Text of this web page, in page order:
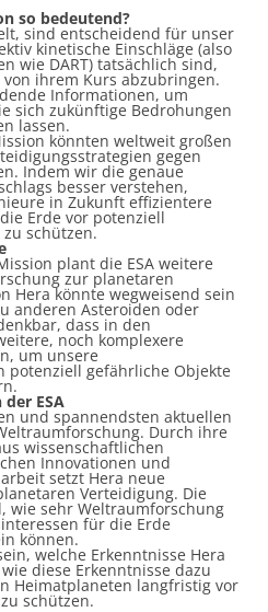
so bedeutend?
sind entscheidend für unser
kinetische Einschläge (also
wie DART) tatsächlich sind,
ihrem Kurs abzubringen.
Informationen, um
sich zukünftige Bedrohungen
lassen.
könnten weltweit großen
gegen
Indem wir die genaue
besser verstehen,
in Zukunft effizientere
Erde vor potenziell
schützen.
plant die ESA weitere
zur planetaren
Hera könnte wegweisend sein
anderen Asteroiden oder
dass in den
noch komplexere
um unsere
potenziell gefährliche Objekte
ESA
und spannendsten aktuellen
Durch ihre
wissenschaftlichen
Innovationen und
setzt Hera neue
Verteidigung. Die
wie sehr Weltraumforschung
für die Erde
können.
welche Erkenntnisse Hera
diese Erkenntnisse dazu
Heimatplaneten langfristig vor
schützen.